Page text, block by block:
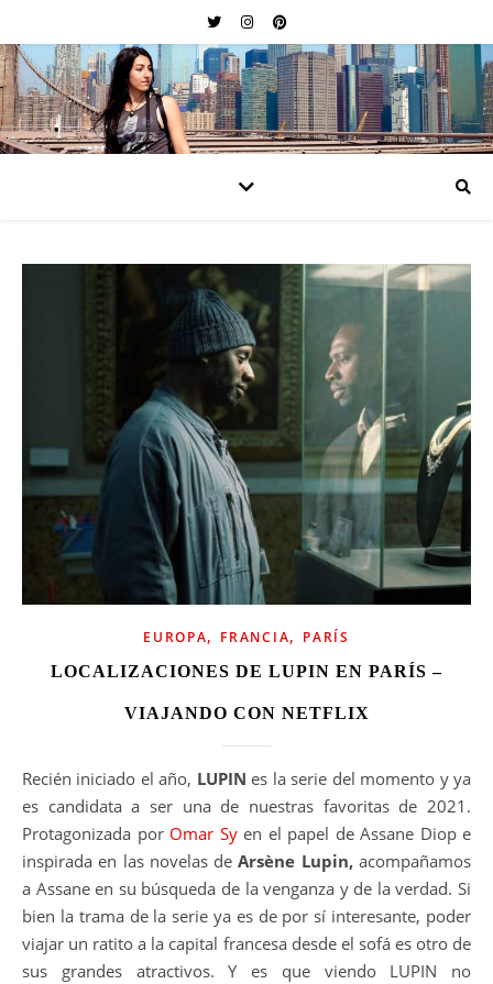
EUROPA, FRANCIA, PARÍS
LOCALIZACIONES DE LUPIN EN PARÍS –
VIAJANDO CON NETFLIX
Recién iniciado el año, LUPIN es la serie del momento y ya
es candidata a ser una de nuestras favoritas de 2021.
Protagonizada por Omar Syen el papel de Assane Diop e
inspirada en las novelas deArsène Lupin,acompañamos
a Assane en su búsqueda de la venganza y de la verdad. Si
bien la trama de la serie ya es de por sí interesante, poder
viajar un ratito a la capital francesa desde el sofá es otro de
sus grandes atractivos. Y es que viendo LUPIN no